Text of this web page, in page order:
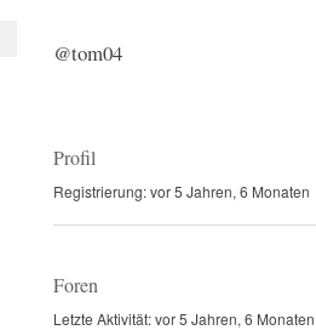
@tom04
Profil
Registrierung: vor 5 Jahren, 6 Monaten
Foren
Letzte Aktivität: vor 5 Jahren, 6 Monaten